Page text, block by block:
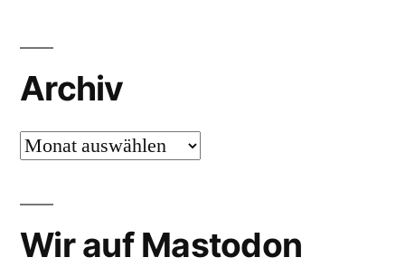
Archiv
Archiv
Wir auf Mastodon